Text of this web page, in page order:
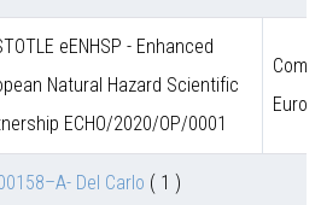
eENHSP - Enhanced
Natural Hazard Scientific
ECHO/2020/OP/0001
Del Carlo ( 1 )